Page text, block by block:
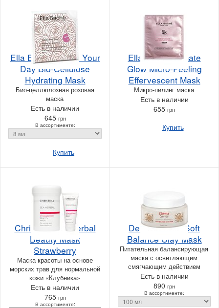
Ella Bache Roses Your
Day Bio-Cellulose
Hydrating Mask
Био-целлюлозная розовая
маска
Есть в наличии
645 грн
В ассортименте:
Купить
Ella Bache Tomate
Glow Micro-Peeling
Effervescent Mask
Микро-пилинг маска
Есть в наличии
655 грн
Купить
Christina Sea Herbal
Beauty Mask
Strawberry
Маска красоты на основе
морских трав для нормальной
кожи «Клубника»
Есть в наличии
765 грн
В ассортименте:
Derma Series Soft
Balance Clay Mask
Питательная балансирующая
маска с осветляющим
смягчающим действием
Есть в наличии
890 грн
В ассортименте: